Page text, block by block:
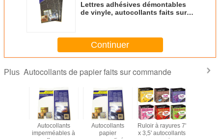
Lettres adhésives démontables
de vinyle, autocollants faits sur
signes
Continuer
Plus Autocollants de papier faits sur commande
Autocollants
imperméables à
Autocollants
papier
Ruloir à rayures 7'
x 3,5' autocollants